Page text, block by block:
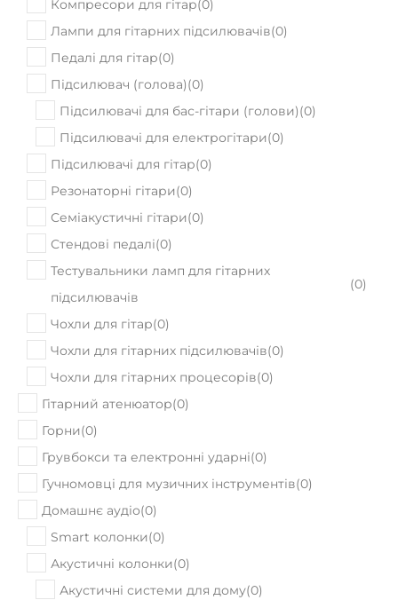
Компресори для гітар(0)
Лампи для гітарних підсилювачів(0)
Педалі для гітар(0)
Підсилювач (голова)(0)
Підсилювачі для бас-гітари (голови)(0)
Підсилювачі для електрогітари(0)
Підсилювачі для гітар(0)
Резонаторні гітари(0)
Семіакустичні гітари(0)
Стендові педалі(0)
Тестувальники ламп для гітарних
підсилювачів
(0)
Чохли для гітар(0)
Чохли для гітарних підсилювачів(0)
Чохли для гітарних процесорів(0)
Гітарний атенюатор(0)
Горни(0)
Грувбокси та електронні ударні(0)
Гучномовці для музичних інструментів(0)
Домашнє аудіо(0)
Smart колонки(0)
Акустичні колонки(0)
Акустичні системи для дому(0)